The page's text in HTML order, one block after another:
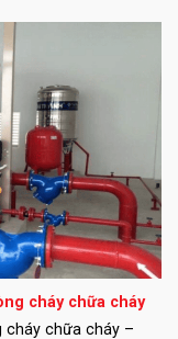
cháy chữa cháy
cháy chữa cháy –